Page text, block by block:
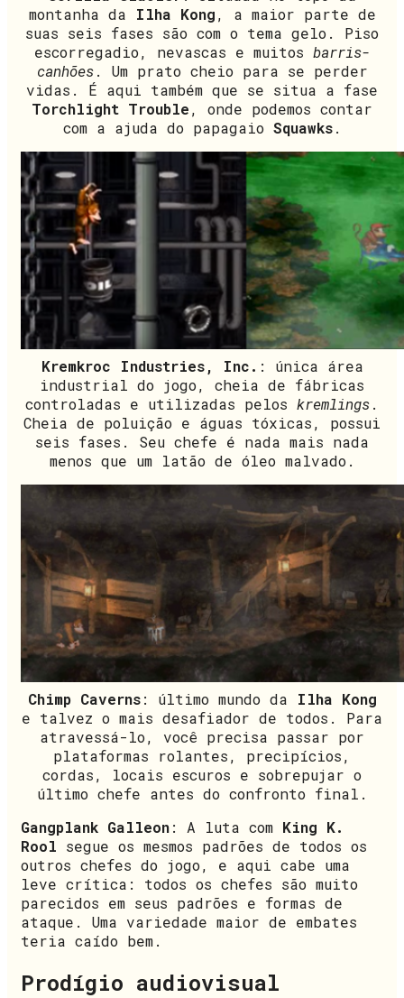
montanha da
Ilha Kong, a maior parte de
suas seis fases são com o tema gelo. Piso
escorregadio, nevascas e muitos barris-
canhões. Um prato cheio para se perder
vidas. É aqui também que se situa a fase
Torchlight Trouble, onde podemos contar
com a ajuda do papagaio Squawks.
Kremkroc Industries, Inc. : única área
industrial do jogo, cheia de fábricas
controladas e utilizadas pelos kremlings.
Cheia de poluição e águas tóxicas, possui
seis fases. Seu chefe é nada mais nada
menos que um latão de óleo malvado.
Chimp Caverns: último mundo da
Ilha Kong
e talvez o mais desafiador de todos. Para
atravessá-lo, você precisa passar por
plataformas rolantes, precipícios,
cordas, locais escuros e sobrepujar o
último chefe antes do confronto final.
Gangplank Galleon: A luta com King K.
Rool segue os mesmos padrões de todos os
outros chefes do jogo, e aqui cabe uma
leve crítica: todos os chefes são muito
parecidos em seus padrões e formas de
ataque. Uma variedade maior de embates
teria caído bem.
Prodígio audiovisual